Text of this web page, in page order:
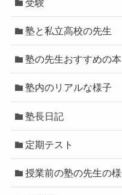
受験
塾と私立高校の先生
塾の先生おすすめの本
塾内のリアルな様子
塾長日記
定期テスト
授業前の塾の先生の